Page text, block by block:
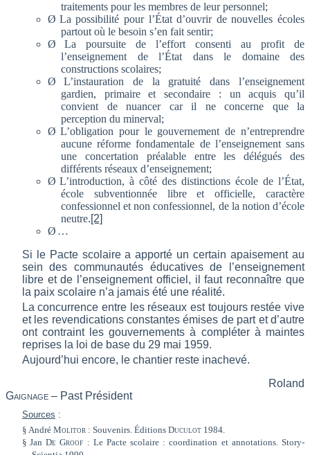
traitements pour les membres de leur personnel;
Ø La possibilité pour l’État d’ouvrir de nouvelles écoles
partout où le besoin s’en fait sentir;
Ø
La poursuite de l’effort consenti au profit de
l’enseignement de l’État dans le domaine des
constructions scolaires;
Ø
L’instauration de la gratuité dans l’enseignement
gardien, primaire et secondaire : un acquis qu’il
convient de nuancer car il ne concerne que la
perception du minerval;
Ø L’obligation pour le gouvernement de n’entreprendre
aucune réforme fondamentale de l’enseignement sans
une concertation préalable entre les délégués des
différents réseaux d’enseignement;
Ø L’introduction, à côté des distinctions école de l’État,
école subventionnée libre et officielle, caractère
confessionnel et non confessionnel, de la notion d’école
neutre.[2]
Ø …
Si le Pacte scolaire a apporté un certain apaisement au
sein des communautés éducatives de l’enseignement
libre et de l’enseignement officiel, il faut reconnaître que
la paix scolaire n’a jamais été une réalité.
La concurrence entre les réseaux est toujours restée vive
et les revendications constantes émises de part et d’autre
ont contraint les gouvernements à compléter à maintes
reprises la loi de base du 29 mai 1959.
Aujourd’hui encore, le chantier reste inachevé.
Roland
Gaignage – Past Président
Sources :
§ André Molitor : Souvenirs. Éditions Duculot1984.
§ JanDe Groof : Le Pacte scolaire : coordination et annotations. Story-